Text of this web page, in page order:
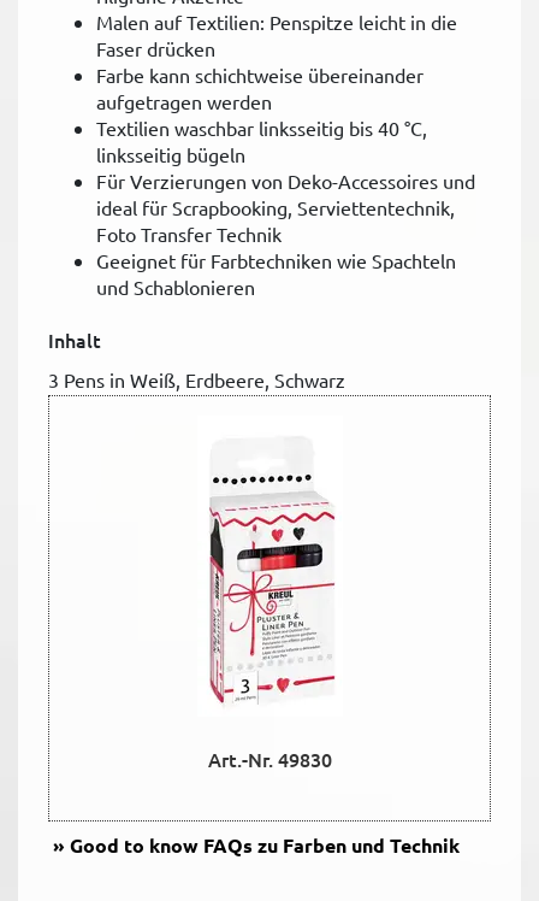
Malen auf Textilien: Penspitze leicht in die
Faser drücken
Farbe kann schichtweise übereinander
aufgetragen werden
Textilien waschbar linksseitig bis 40 °C,
linksseitig bügeln
Für Verzierungen von Deko-Accessoires und
ideal für Scrapbooking, Serviettentechnik,
Foto Transfer Technik
Geeignet für Farbtechniken wie Spachteln
und Schablonieren
Inhalt
3 Pens in Weiß, Erdbeere, Schwarz
Art.-Nr. 49830
Good to know FAQs zu Farben und Technik